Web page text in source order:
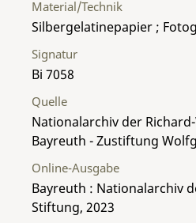
Material/Technik
Silbergelatinepapier ;
Signatur
Bi 7058
Quelle
Nationalarchiv der
Bayreuth - Zustiftung
Online-Ausgabe
Bayreuth : Nationalarchiv
Stiftung, 2023